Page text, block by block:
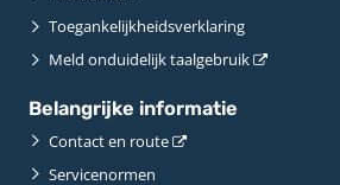
Toegankelijkheidsverklaring
Meld onduidelijk taalgebruik
Belangrijke informatie
Contact en route
Servicenormen